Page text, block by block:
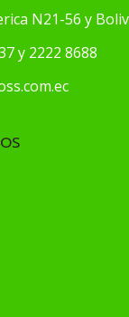
N21-56 y
y 2222 8688